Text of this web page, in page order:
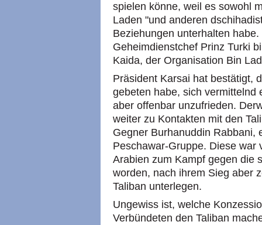
spielen könne, weil es sowohl
Laden "und anderen
Beziehungen unterhalten
Geheimdienstchef Prinz Turki
Kaida, der Organisation Bin
Präsident Karsai hat bestätigt,
gebeten habe, sich vermittelnd
aber offenbar unzufrieden.
weiter zu Kontakten mit den
Gegner Burhanuddin Rabbani,
Peschawar-Gruppe. Diese war
Arabien zum Kampf gegen die
worden, nach ihrem Sieg aber
Taliban unterlegen.
Ungewiss ist, welche
Verbündeten den Taliban